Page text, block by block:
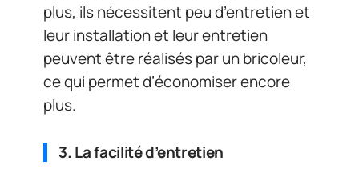
plus, ils nécessitent peu d’entretien et
leur installation et leur entretien
peuvent être réalisés par un bricoleur,
ce qui permet d’économiser encore
plus.
3. La facilité d’entretien